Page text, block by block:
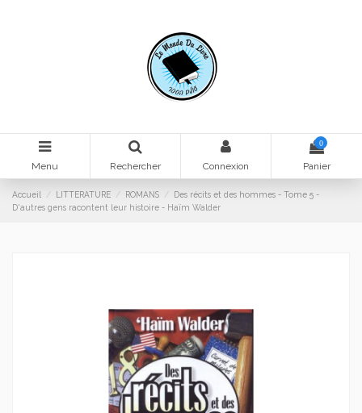
Menu Rechercher Connexion
0
Panier
Accueil LITTERATURE ROMANS
Des récits et des hommes - Tome 5 -
D'autres gens racontent leur histoire - Haïm Walder